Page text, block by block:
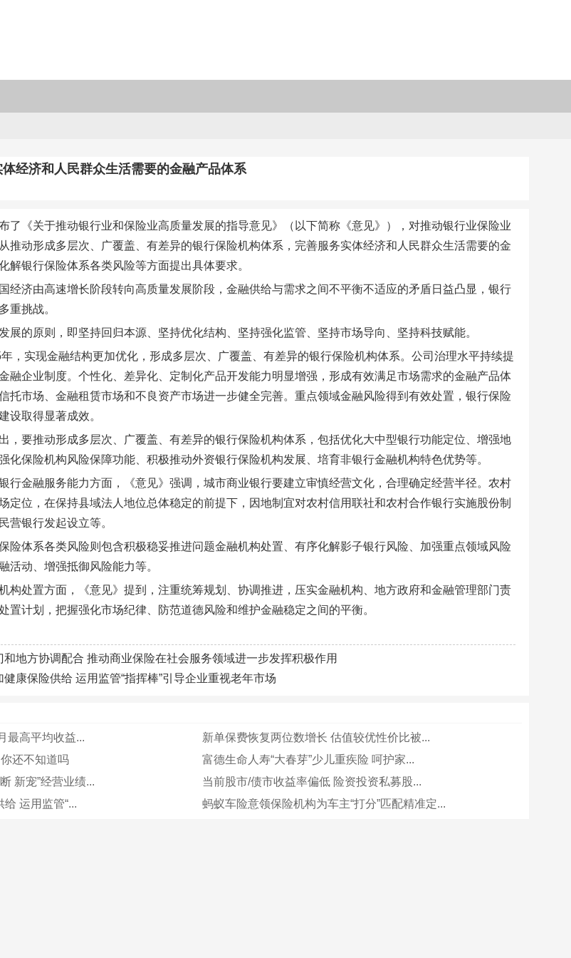
经济和人民群众生活需要的金融产品体系
了《关于推动银行业和保险业高质量发展的指导意见》（以下简称《意见》），对推动银行业保险业
推动形成多层次、广覆盖、有差异的银行保险机构体系，完善服务实体经济和人民群众生活需要的金
解银行保险体系各类风险等方面提出具体要求。
经济由高速增长阶段转向高质量发展阶段，金融供给与需求之间不平衡不适应的矛盾日益凸显，银行
重挑战。
展的原则，即坚持回归本源、坚持优化结构、坚持强化监管、坚持市场导向、坚持科技赋能。
年，实现金融结构更加优化，形成多层次、广覆盖、有差异的银行保险机构体系。公司治理水平持续提
融企业制度。个性化、差异化、定制化产品开发能力明显增强，形成有效满足市场需求的金融产品体
托市场、金融租赁市场和不良资产市场进一步健全完善。重点领域金融风险得到有效处置，银行保险
设取得显著成效。
，要推动形成多层次、广覆盖、有差异的银行保险机构体系，包括优化大中型银行功能定位、增强地
化保险机构风险保障功能、积极推动外资银行保险机构发展、培育非银行金融机构特色优势等。
行金融服务能力方面，《意见》强调，城市商业银行要建立审慎经营文化，合理确定经营半径。农村
定位，在保持县域法人地位总体稳定的前提下，因地制宜对农村信用联社和农村合作银行实施股份制
营银行发起设立等。
险体系各类风险则包含积极稳妥推进问题金融机构处置、有序化解影子银行风险、加强重点领域风险
活动、增强抵御风险能力等。
构处置方面，《意见》提到，注重统筹规划、协调推进，压实金融机构、地方政府和金融管理部门责
置计划，把握强化市场纪律、防范道德风险和维护金融稳定之间的平衡。
和地方协调配合 推动商业保险在社会服务领域进一步发挥积极作用
健康保险供给 运用监管“指挥棒”引导企业重视老年市场
最高平均收益...
新单保费恢复两位数增长 估值较优性价比被...
还不知道吗
富德生命人寿“大春芽”少儿重疾险 呵护家...
新宠”经营业绩...
当前股市/债市收益率偏低 险资投资私募股...
运用监管“...
蚂蚁车险意领保险机构为车主“打分”匹配精准定...